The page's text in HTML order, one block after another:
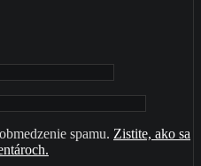
spamu. Zistite, ako sa